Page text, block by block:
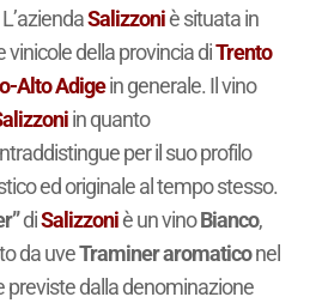
Salizzoniè situata in
vinicole della provincia diTrento
Alto Adigein generale. Il vino
in quanto
per il suo profilo
ed originale al tempo stesso.
diSalizzoniè un vinoBianco,
da uveTraminer aromaticonel
previste dalla denominazione